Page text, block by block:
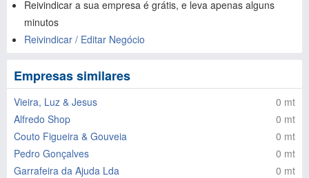
Reivindicar a sua empresa é grátis, e leva apenas alguns
minutos
Reivindicar / Editar Negócio
Empresas similares
Vieira, Luz & Jesus
0 mt
Alfredo Shop
0 mt
Couto Figueira & Gouveia
0 mt
Pedro Gonçalves
0 mt
Garrafeira da Ajuda Lda
0 mt